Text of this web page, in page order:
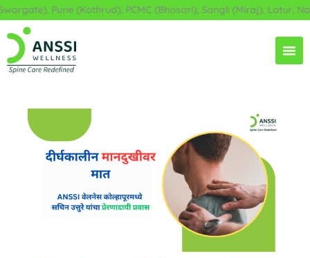
Skip
to
content
Pune (Kothrud), PCMC (Bhosari), Sangli (Miraj), Latur,